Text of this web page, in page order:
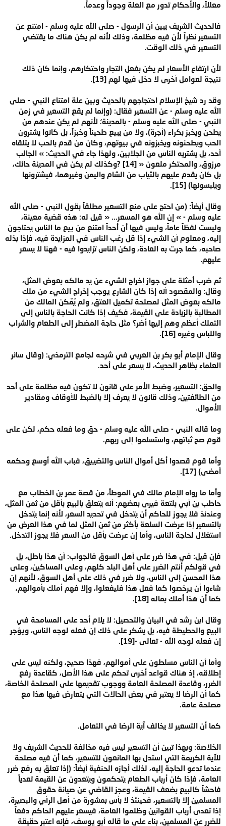
معللاً، والأحكام تدور مع العلة وجوداً وعدماً.
فالحديث الشريف يبين أن الرسول - صلى الله عليه وسلم - امتنع عن
التسعير نظراً لأن فيه مظلمة، وذلك لأنه لم يكن هناك ما يقتضي
التسعير في ذلك الوقت.
لأن ارتفاع الأسعار لم يكن بفعل التجار واحتكارهم، وإنما كان ذلك
نتيجة لعوامل أخرى لا دخل فيها لهم [13].
وقد رد شيخ الإسلام احتجاجهم بالحديث وبين علة امتناع النبي - صلى
الله عليه وسلم - عن التسعير فقال: (وإنما لم يقع التسعير في زمن
النبي - صلى الله عليه وسلم - بالمدينة؛ لأنهم لم يكن عندهم من
يطحن ويخبز بكراء (أجرة)، ولا من يبيع طحيناً وخبزاً، بل كانوا يشترون
الحب ويطحنونه ويخبزونه في بيوتهم، وكان من قدم بالحب لا يتلقاه
أحد، بل يشتريه الناس من الجلابين، ولهذا جاء في الحديث: » الجالب
مرزوق، والمحتكر ملعون « [14] ?وكذلك لم يكن في المدينة حائك،
بل كان يقدم عليهم بالثياب من الشام واليمن وغيرهما، فيشترونها
ويلبسونها) [15].
وقال أيضاً: (من احتج على منع التسعير مطلقاً بقول النبى - صلى الله
عليه وسلم - » إن الله هو المسعر... « قيل له: هذه قضية معينة،
وليست لفظاً عاماً، وليس فيها أن أحداً امتنع من بيع ما الناس يحتاجون
إليه، ومعلوم أن الشيء إذا قل رغب الناس في المزايدة فيه، فإذا بذله
صاحبه، كما جرت به العادة، ولكن الناس تزايدوا فيه - فهنا لا يسعر
عليهم.
ثم ضرب أمثلة على جواز إخراج الشيء عن يد مالكه بعوض المثل،
وقال: والمقصود أنه إذا كان الشارع يوجب إخراج الشيء من ملك
مالكه بعوض المثل لمصلحة تكميل العتق، ولم يُمَّكن المالك من
المطالبة بالزيادة على القيمة، فكيف إذا كانت الحاجة بالناس إلى
التملك أعظم وهم إليها أضر؟ مثل حاجة المضطر إلى الطعام والشراب
واللباس وغيره [16].
وقال الإمام أبو بكر بن العربي في شرحه لجامع الترمذي: (وقال سائر
العلماء بظاهر الحديث، لا يسعر على أحد.
والحق: التسعير، وضبط الأمر على قانون لا تكون فيه مظلمة على أحد
من الطائفتين، وذلك قانون لا يعرف إلا بالضبط للأوقاف ومقادير
الأموال.
وما قاله النبي - صلى الله عليه وسلم - حق وما فعله حكم، لكن على
قوم صح ثباتهم، واستسلموا إلى ربهم.
وأما قوم قصدوا أكل أموال الناس والتضييق، فباب الله أوسع وحكمه
أمضى) [17].
وأما ما رواه الإمام مالك في الموطأ، من قصة عمر بن الخطاب مع
حاطب بن أبي بلتعة فيرى بعضهم: أنه يتعلق بالبيع بأقل من ثمن المثل،
وعندئذ فلا يجوز للحاكم أن يتدخل في تحديد السعر، لأنه إنما يتدخل
بالتسعير إذا عرضت السلعة بأكثر من ثمن المثل لما في هذا العرض من
استغلال لحاجة الناس، وأما إن عرضت بأقل من السعر فلا يجوز التدخل.
فإن قيل: في هذا ضرر على أهل السوق فالجواب: أن هذا باطل، بل
في قولكم أنتم الضرر على أهل البلد كلهم، وعلى المساكين، وعلى
هذا المحسن إلى الناس، ولا ضرر في ذلك على أهل السوق، لأنهم إن
شاءوا أن يرخصوا كما فعل هذا فليفعلوا، وإلا فهم أملك بأموالهم،
كما أن هذا أملك بماله [18].
وقال ابن رشد في البيان والتحصيل: لا يلام أحد على المسامحة في
البيع والحطيطة فيه، بل يشكر على ذلك إن فعله لوجه الناس، ويؤجر
إن فعله لوجه الله - تعالى -[19].
وأما أن الناس مسلطون على أموالهم، فهذا صحيح، ولكنه ليس على
إطلاقه، إذ هناك قواعد أخرى تحكم على هذا الأصل، كقاعدة رفع
الضرر، وقاعدة المصلحة العامة ووجوب تقديمها على المصلحة الخاصة،
كما أن الرضا لا يعتبر في بعض الحالات التي يتعارض فيها هذا مع
مصلحة عامة.
كما أن التسعير لا يخالف آية الرضا في التعامل.
الخلاصة: وبهذا تبين أن التسعير ليس فيه مخالفة للحديث الشريف ولا
للآية الكريمة التي استدل بها المانعون للتسعير، كما أن فيه مصلحة
عندما تدعو الحاجة إليه، لذلك أجازه الحنفية أيضاً: (إذا تعلق به رفع ضرر
العامة، فإذا كان أرباب الطعام يتحكمون ويتعدون عن القيمة تعدياً
فاحشاً كالبيع بضعف القيمة، وعجز القاضي عن صيانة حقوق
المسلمين إلا بالتسعير، فحينئذ لا بأس بمشورة من أهل الرأي والبصيرة،
إذا تعدى أرباب القوانين وظلموا العامة، فيسعر عليهم الحاكم دفعاً
للضرر عن المسلمين، بناء على ما قاله أبو يوسف، فإنه اعتبر حقيقة